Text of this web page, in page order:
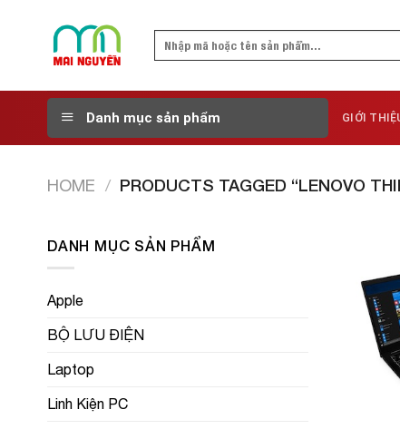
Search
Danh mục sản phẩm GIỚI
HOME / PRODUCTS TAGGED “LENOVO
DANH MỤC SẢN PHẨM
Apple
BỘ LƯU ĐIỆN
Laptop
Linh Kiện PC